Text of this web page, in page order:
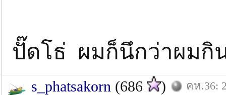
ปั๊ดโธ่ ผมก็นึกว่าผมกิ
s_phatsakorn (686 ) คห.36: